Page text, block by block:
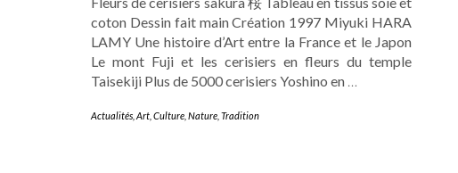
coton Dessin fait main Création 1997 Miyuki HARA
LAMY Une histoire d’Art entre la France et le Japon
Le mont Fuji et les cerisiers en fleurs du temple
Taisekiji Plus de 5000 cerisiers Yoshino en
Actualités Art Culture Nature Tradition